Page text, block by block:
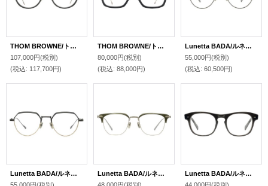
THOM BROWNE/トム ブラウン【UEO011A】007 MatteBlack/Black 49サイズ
107,000円(税別)
(税込: 117,700円)
THOM BROWNE/トム ブラウン【UEO701A】415 Navy Silver 51サイズ
80,000円(税別)
(税込: 88,000円)
Lunetta BADA/ルネッタ バダ【No.74/03】1071 49サイズ
55,000円(税別)
(税込: 60,500円)
Lunetta BADA/ルネッタ バダ【No.74/03】1721 49サイズ
Lunetta BADA/ルネッタ バダ【No.73/09】0050 51サイズ
Lunetta BADA/ルネッタ バダ【No.7】0040 50サイズ